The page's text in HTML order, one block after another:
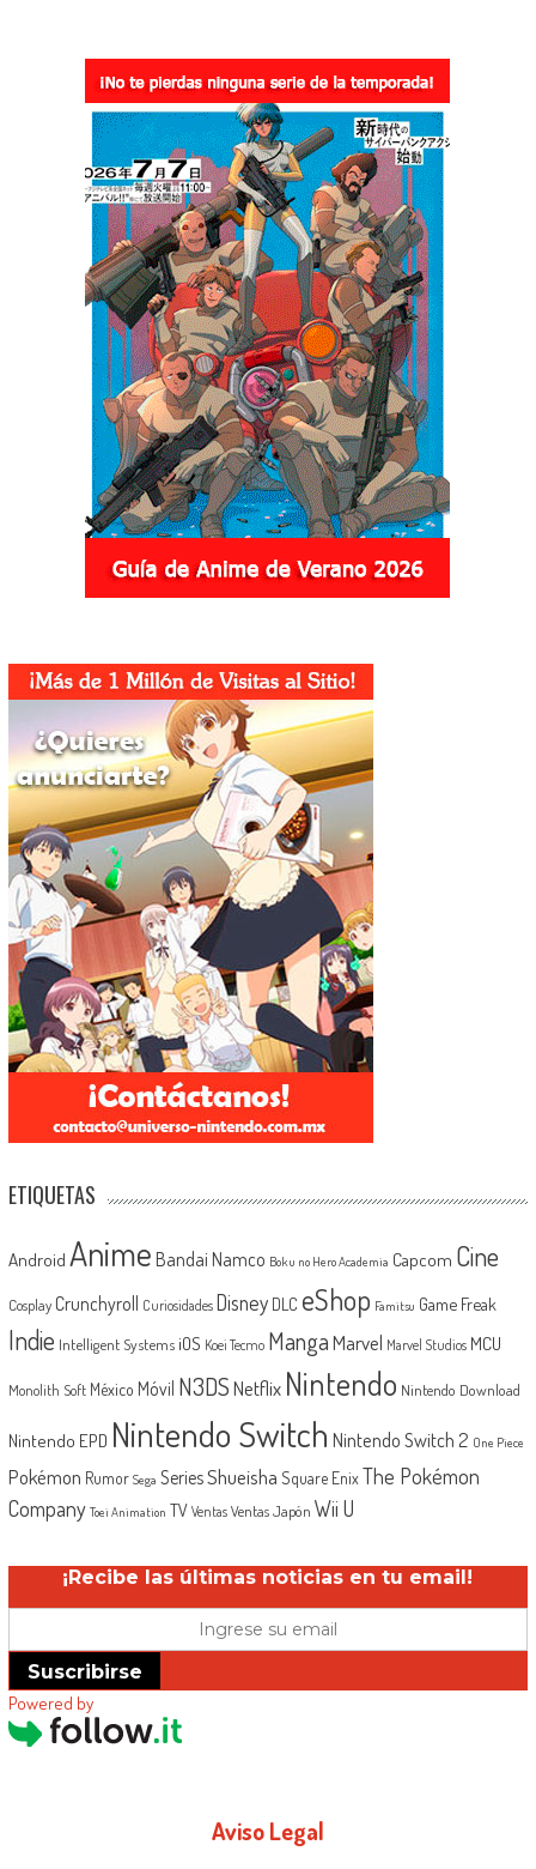
ETIQUETAS
Android Anime Bandai Namco Boku no Hero Academia Capcom Cine
Cosplay Crunchyroll Curiosidades Disney DLC eShop Famitsu Game Freak
Indie Intelligent Systems iOS Koei Tecmo MangaMarvel Marvel Studios MCU
Monolith Soft México Móvil N3DSNetflix Nintendo Nintendo Download
Nintendo EPD Nintendo Switch Nintendo Switch 2 One Piece
Pokémon Rumor Sega SeriesShueisha Square EnixThe Pokémon
Company Toei Animation TV Ventas Ventas Japón Wii U
¡Recibe las últimas noticias en tu email!
Suscribirse
Powered by
Aviso Legal